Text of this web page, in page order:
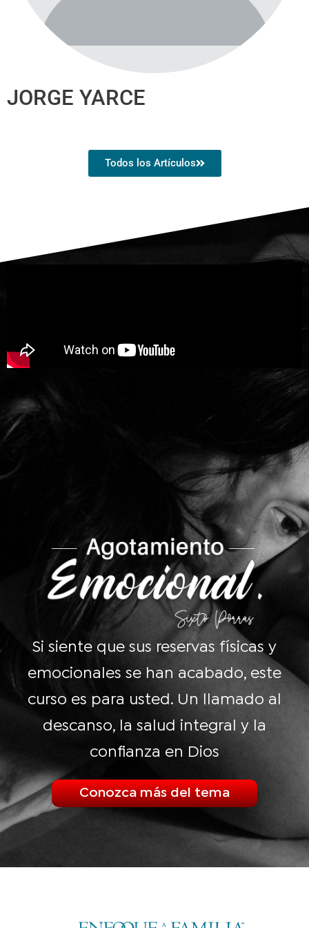
JORGE YARCE
Todos los Artículos
Si siente que sus reservas físicas y
emocionales se han acabado, este
curso es para usted. Un llamado al
descanso, la salud integral y la
confianza en Dios
Conozca más del tema